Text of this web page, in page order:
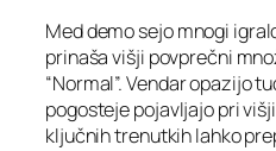
Med demo sejo mnogi
prinaša višji povprečni
“Normal”. Vendar opazijo
pogosteje pojavljajo pri
ključnih trenutkih lahko